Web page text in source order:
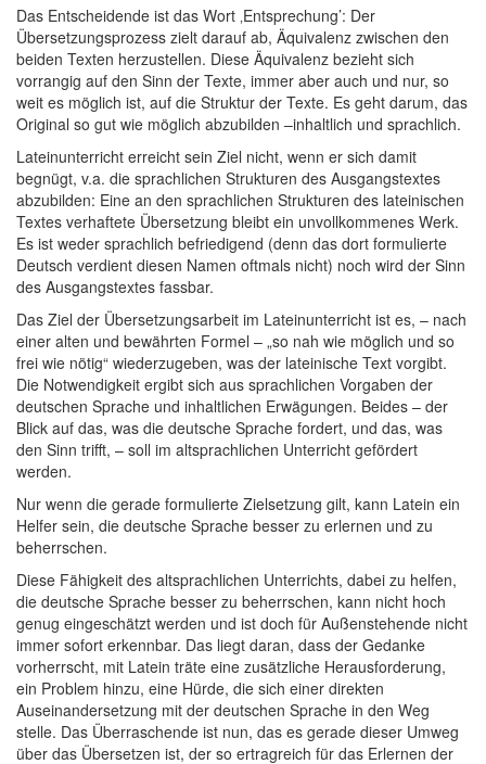
Das Entscheidende ist das Wort ‚Entsprechung’: Der
Übersetzungsprozess zielt darauf ab, Äquivalenz zwischen den
beiden Texten herzustellen. Diese Äquivalenz bezieht sich
vorrangig auf den Sinn der Texte, immer aber auch und nur, so
weit es möglich ist, auf die Struktur der Texte. Es geht darum, das
Original so gut wie möglich abzubilden –inhaltlich und sprachlich.
Lateinunterricht erreicht sein Ziel nicht, wenn er sich damit
begnügt, v.a. die sprachlichen Strukturen des Ausgangstextes
abzubilden: Eine an den sprachlichen Strukturen des lateinischen
Textes verhaftete Übersetzung bleibt ein unvollkommenes Werk.
Es ist weder sprachlich befriedigend (denn das dort formulierte
Deutsch verdient diesen Namen oftmals nicht) noch wird der Sinn
des Ausgangstextes fassbar.
Das Ziel der Übersetzungsarbeit im Lateinunterricht ist es, – nach
einer alten und bewährten Formel – „so nah wie möglich und so
frei wie nötig“ wiederzugeben, was der lateinische Text vorgibt.
Die Notwendigkeit ergibt sich aus sprachlichen Vorgaben der
deutschen Sprache und inhaltlichen Erwägungen. Beides – der
Blick auf das, was die deutsche Sprache fordert, und das, was
den Sinn trifft, – soll im altsprachlichen Unterricht gefördert
werden.
Nur wenn die gerade formulierte Zielsetzung gilt, kann Latein ein
Helfer sein, die deutsche Sprache besser zu erlernen und zu
beherrschen.
Diese Fähigkeit des altsprachlichen Unterrichts, dabei zu helfen,
die deutsche Sprache besser zu beherrschen, kann nicht hoch
genug eingeschätzt werden und ist doch für Außenstehende nicht
immer sofort erkennbar. Das liegt daran, dass der Gedanke
vorherrscht, mit Latein träte eine zusätzliche Herausforderung,
ein Problem hinzu, eine Hürde, die sich einer direkten
Auseinandersetzung mit der deutschen Sprache in den Weg
stelle. Das Überraschende ist nun, das es gerade dieser Umweg
über das Übersetzen ist, der so ertragreich für das Erlernen der